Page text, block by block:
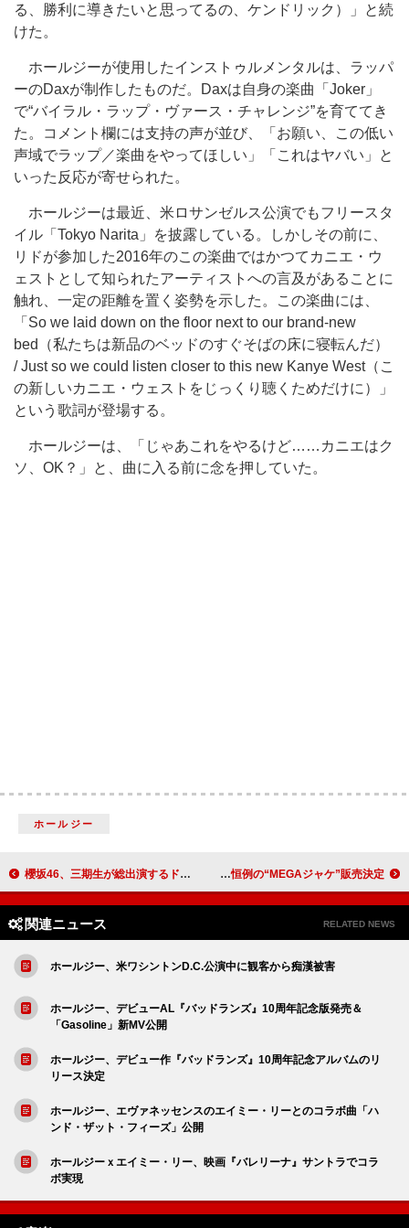
る、勝利に導きたいと思ってるの、ケンドリック）」と続
けた。
ホールジーが使用したインストゥルメンタルは、ラッパ
ーのDaxが制作したものだ。Daxは自身の楽曲「Joker」
で“バイラル・ラップ・ヴァース・チャレンジ”を育ててき
た。コメント欄には支持の声が並び、「お願い、この低い
声域でラップ／楽曲をやってほしい」「これはヤバい」と
いった反応が寄せられた。
ホールジーは最近、米ロサンゼルス公演でもフリースタ
イル「Tokyo Narita」を披露している。しかしその前に、
リドが参加した2016年のこの楽曲ではかつてカニエ・ウ
ェストとして知られたアーティストへの言及があることに
触れ、一定の距離を置く姿勢を示した。この楽曲には、
「So we laid down on the floor next to our brand-new
bed（私たちは新品のベッドのすぐそばの床に寝転んだ）
/ Just so we could listen closer to this new Kanye West（こ
の新しいカニエ・ウェストをじっくり聴くためだけに）」
という歌詞が登場する。
ホールジーは、「じゃあこれをやるけど……カニエはク
ソ、OK？」と、曲に入る前に念を押していた。
ホールジー
櫻坂46、三期生が総出演するドラマ『路地裏ホテル』初の映像と場面写真が解禁 Mega Shinnosuke、ニューAL『天使様』トレーラー映像公開＆恒例の“MEGAジャケ”販売決定
関連ニュース RELATED NEWS
ホールジー、米ワシントンD.C.公演中に観客から痴漢被害
ホールジー、デビューAL『バッドランズ』10周年記念版発売＆
「Gasoline」新MV公開
ホールジー、デビュー作『バッドランズ』10周年記念アルバムのリ
リース決定
ホールジー、エヴァネッセンスのエイミー・リーとのコラボ曲「ハ
ンド・ザット・フィーズ」公開
ホールジーｘエイミー・リー、映画『バレリーナ』サントラでコラ
ボ実現